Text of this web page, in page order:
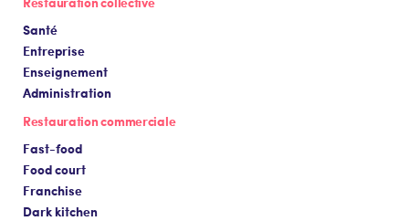
Santé
Entreprise
Enseignement
Administration
Restauration commerciale
Fast-food
Food court
Franchise
Dark kitchen